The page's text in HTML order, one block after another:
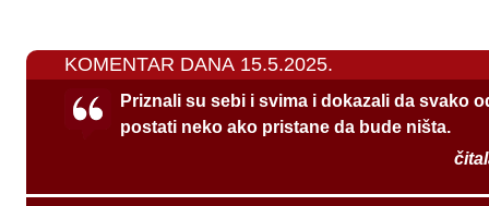
KOMENTAR DANA 15.5.2025.
Priznali su sebi i svima i dokazali da svako
postati neko ako pristane da bude ništa.